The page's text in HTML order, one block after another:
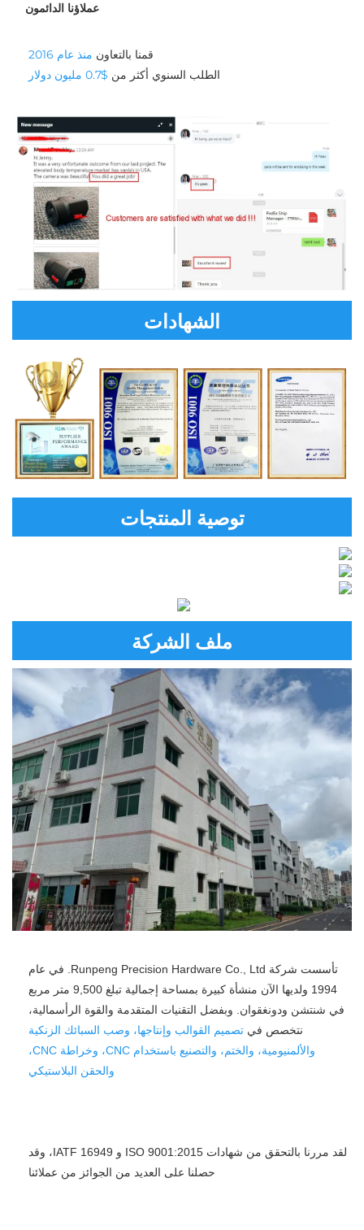
عملاؤنا الدائمون
قمنا بالتعاون منذ عام 2016
الطلب السنوي أكثر من $0.7 مليون دولار
الشهادات
توصية المنتجات
ملف الشركة
تأسست شركة Runpeng Precision Hardware Co., Ltd. في عام
في شنتشن ودونغقوان. وبفضل التقنيات المتقدمة والقوة الرأسمالية،
نتخصص في
تصميم القوالب وإنتاجها، وصب السبائك الزنكية
والألمنيومية، والختم، والتصنيع باستخدام CNC، وخراطة CNC،
والحقن البلاستيكي
لقد مررنا بالتحقق من شهادات ISO 9001:2015 و IATF 16949، وقد
حصلنا على العديد من الجوائز من عملائنا